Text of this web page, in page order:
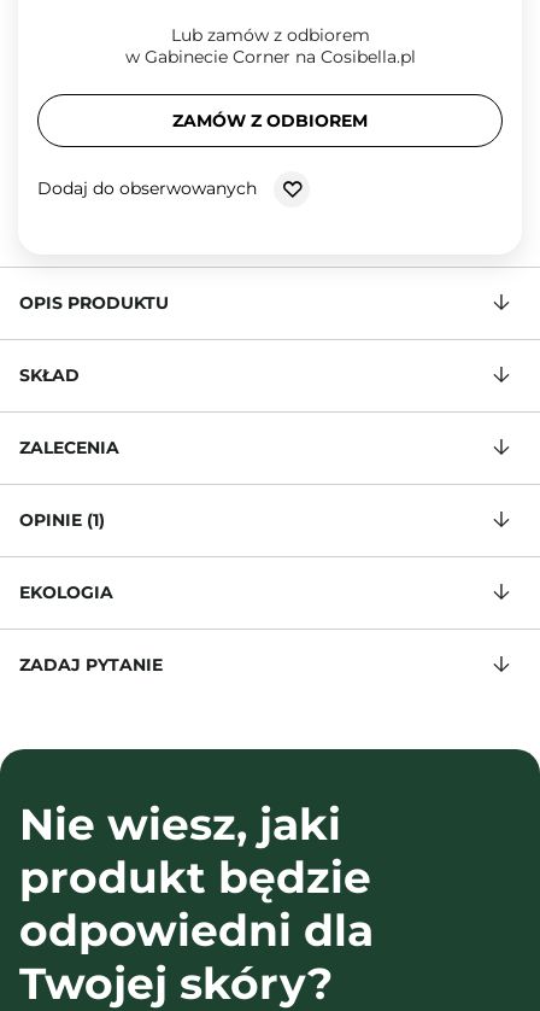
Lub zamów z odbiorem
w Gabinecie Corner na Cosibella.pl
ZAMÓW Z ODBIOREM
Dodaj do obserwowanych
OPIS PRODUKTU
SKŁAD
ZALECENIA
OPINIE (1)
EKOLOGIA
ZADAJ PYTANIE
Nie wiesz, jaki
produkt będzie
odpowiedni dla
Twojej skóry?